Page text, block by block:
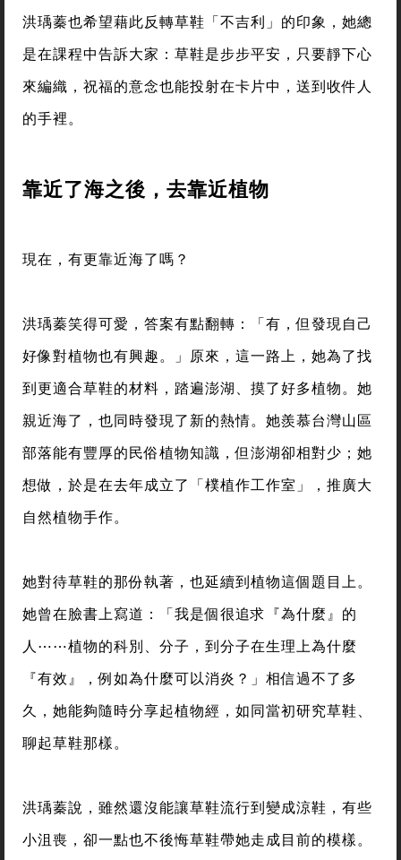
洪瑀蓁也希望藉此反轉草鞋「不吉利」的印象，她總
是在課程中告訴大家：草鞋是步步平安，只要靜下心
來編織，祝福的意念也能投射在卡片中，送到收件人
的手裡。
靠近了海之後，去靠近植物
現在，有更靠近海了嗎？
洪瑀蓁笑得可愛，答案有點翻轉：「有，但發現自己
好像對植物也有興趣。」原來，這一路上，她為了找
到更適合草鞋的材料，踏遍澎湖、摸了好多植物。她
親近海了，也同時發現了新的熱情。她羨慕台灣山區
部落能有豐厚的民俗植物知識，但澎湖卻相對少；她
想做，於是在去年成立了「樸植作工作室」，推廣大
自然植物手作。
她對待草鞋的那份執著，也延續到植物這個題目上。
她曾在臉書上寫道：「我是個很追求『為什麼』的
人⋯⋯植物的科別、分子，到分子在生理上為什麼
『有效』，例如為什麼可以消炎？」相信過不了多
久，她能夠隨時分享起植物經，如同當初研究草鞋、
聊起草鞋那樣。
洪瑀蓁說，雖然還沒能讓草鞋流行到變成涼鞋，有些
小沮喪，卻一點也不後悔草鞋帶她走成目前的模樣。